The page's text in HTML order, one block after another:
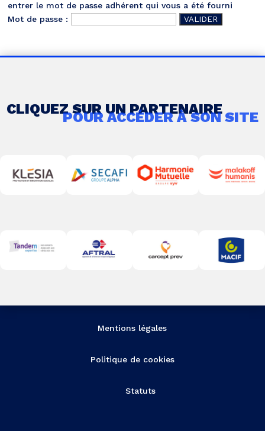
entrer le mot de passe adhérent qui vous a été fourni
Mot de passe :
CLIQUEZ SUR UN PARTENAIRE
POUR ACCÉDER À SON SITE
Mentions légales
Politique de cookies
Statuts